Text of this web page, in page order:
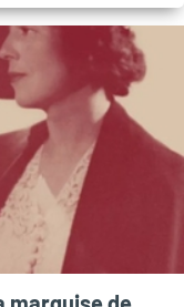
à 20h Tarifs:
de payer en 3 fois).
au 06.63.90.72.81
mixtes Les
projet annuel
Pour
un
artistiques destiné
en Champagne
Disponible toute